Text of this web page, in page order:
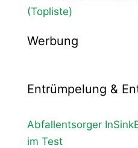
(Topliste)
Werbung
Entrümpelung &
Abfallentsorger
im Test